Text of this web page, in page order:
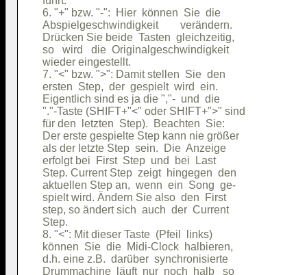
6. "+" bzw. "-":  Hier  können  Sie  die
Abspielgeschwindigkeit        verändern.
Drücken Sie beide  Tasten  gleichzeitig,
so   wird   die  Originalgeschwindigkeit
wieder eingestellt.
7. "<" bzw. ">": Damit stellen  Sie  den
ersten  Step,  der  gespielt  wird  ein.
Eigentlich sind es ja die ","-  und  die
"."-Taste (SHIFT+"<" oder SHIFT+">" sind
für den  letzten  Step).  Beachten  Sie:
Der erste gespielte Step kann nie größer
als der letzte Step  sein.  Die  Anzeige
erfolgt bei  First  Step  und  bei  Last
Step. Current Step  zeigt  hingegen  den
aktuellen Step an,  wenn  ein  Song  ge-
spielt wird. Ändern Sie also  den  First
step, so ändert sich  auch  der  Current
Step.
8. "<": Mit dieser Taste  (Pfeil  links)
können  Sie  die  Midi-Clock  halbieren,
d.h. eine z.B.  darüber  synchronisierte
Drummachine  läuft  nur  noch  halb   so